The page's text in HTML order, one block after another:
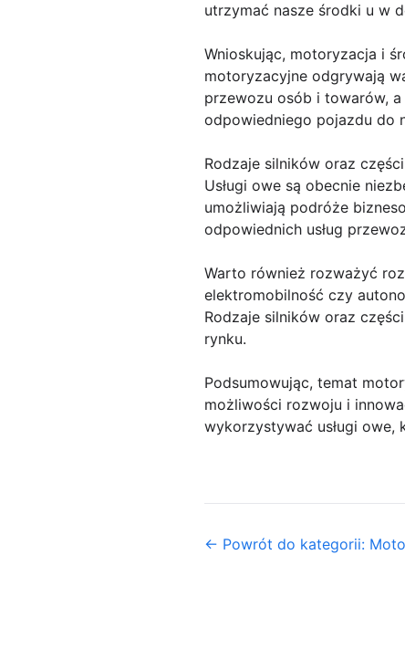
utrzymać nasze środki u w
Wnioskując, motoryzacja i
motoryzacyjne odgrywają
przewozu osób i towarów,
odpowiedniego pojazdu do
Rodzaje silników oraz
Usługi owe są obecnie
umożliwiają podróże
odpowiednich usług
Warto również rozważyć
elektromobilność czy
Rodzaje silników oraz
rynku.
Podsumowując, temat
możliwości rozwoju i
wykorzystywać usługi
← Powrót do kategorii: